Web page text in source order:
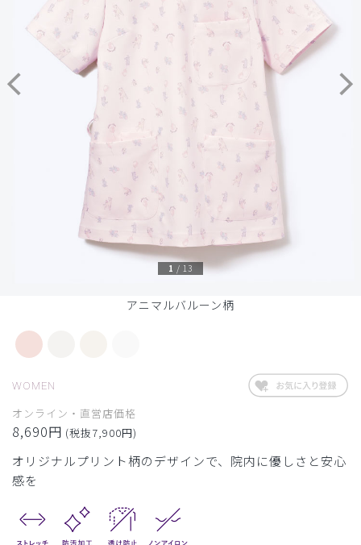
アニマルバルーン柄
1 / 13
WOMEN
オンライン・直営店価格
8,690円 (税抜7,900円)
オリジナルプリント柄のデザインで、院内に優しさと安心
感を